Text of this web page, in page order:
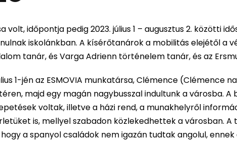
időpontja pedig 2023. július 1 – augusztus 2. közötti
iskolánkban. A kísérőtanárok a mobilitás elejétől a
tanár, és Varga Adrienn történelem tanár, és az
1-jén az ESMOVIA munkatársa, Clémence (Clémence
majd egy magán nagybusszal indultunk a városba.
voltak, illetve a házi rend, a munakhelyről
is, mellyel szabadon közlekedhettek a városban.
a spanyol családok nem igazán tudtak angolul,